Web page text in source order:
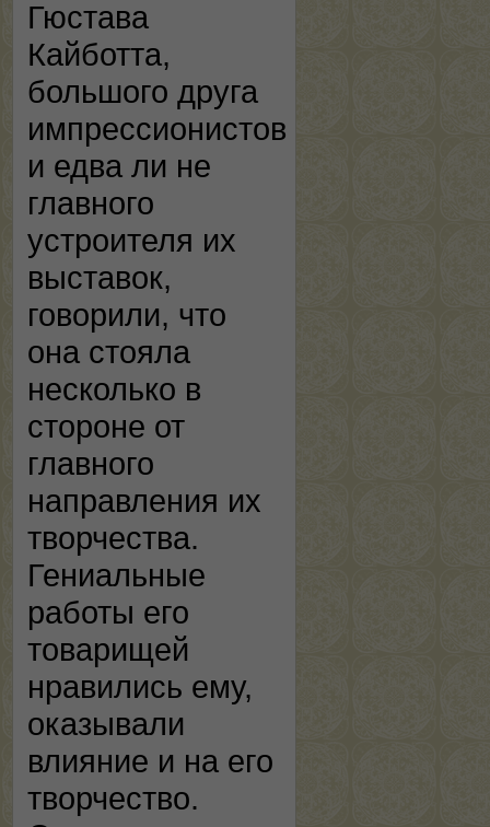
Гюстава
Кайботта,
большого друга
импрессионистов
и едва ли не
главного
устроителя их
выставок,
говорили, что
она стояла
несколько в
стороне от
главного
направления их
творчества.
Гениальные
работы его
товарищей
нравились ему,
оказывали
влияние и на его
творчество.